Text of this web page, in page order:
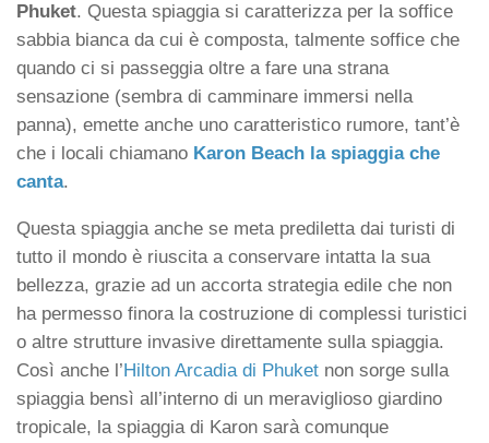
Phuket. Questa spiaggia si caratterizza per la soffice
sabbia bianca da cui è composta, talmente soffice che
quando ci si passeggia oltre a fare una strana
sensazione (sembra di camminare immersi nella
panna), emette anche uno caratteristico rumore, tant’è
che i locali chiamano Karon Beach la spiaggia che
canta.
Questa spiaggia anche se meta prediletta dai turisti di
tutto il mondo è riuscita a conservare intatta la sua
bellezza, grazie ad un accorta strategia edile che non
ha permesso finora la costruzione di complessi turistici
o altre strutture invasive direttamente sulla spiaggia.
Così anche l’Hilton Arcadia di Phuket non sorge sulla
spiaggia bensì all’interno di un meraviglioso giardino
tropicale, la spiaggia di Karon sarà comunque